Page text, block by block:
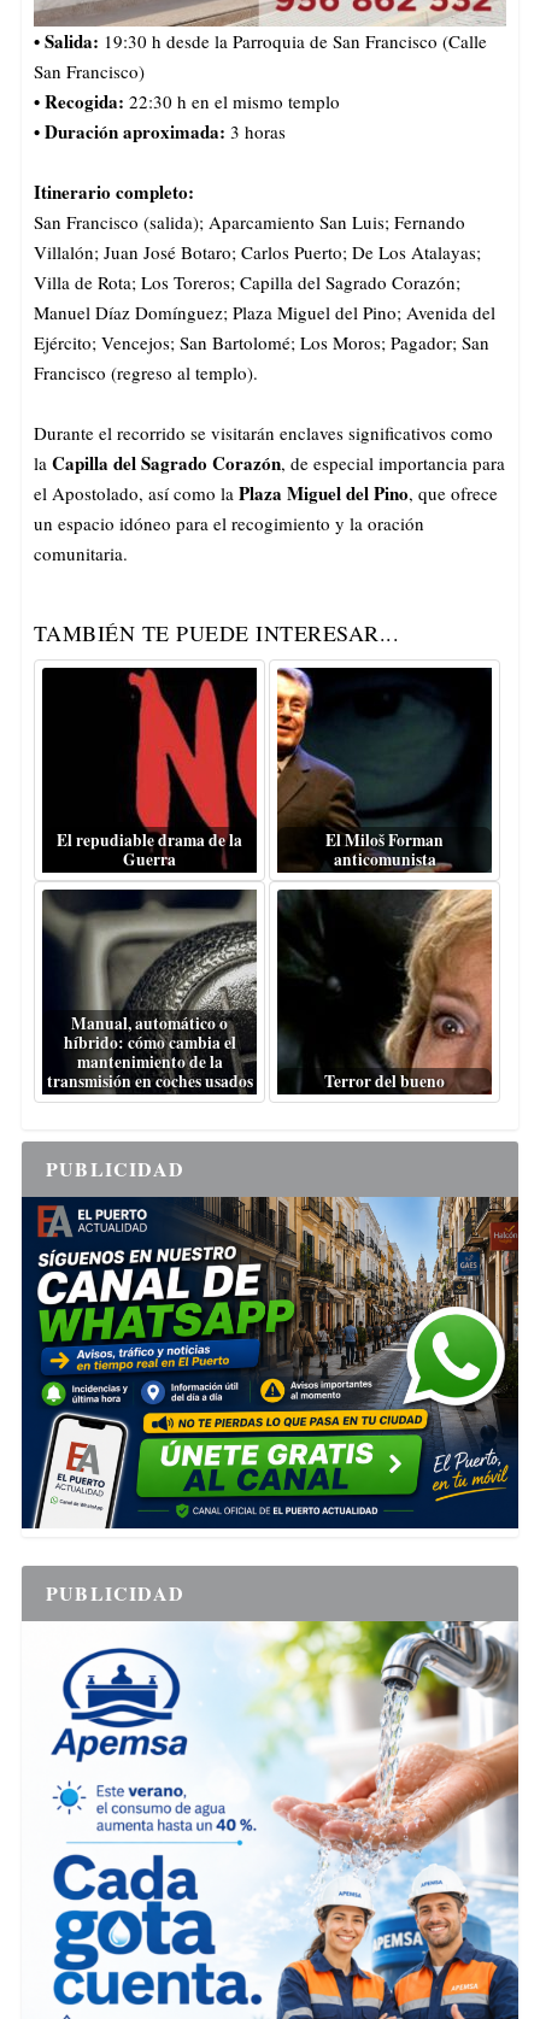
• Salida: 19:30 h desde la Parroquia de San Francisco (Calle
San Francisco)
• Recogida: 22:30 h en el mismo templo
• Duración aproximada: 3 horas
Itinerario completo:
San Francisco (salida); Aparcamiento San Luis; Fernando
Villalón; Juan José Botaro; Carlos Puerto; De Los Atalayas;
Villa de Rota; Los Toreros; Capilla del Sagrado Corazón;
Manuel Díaz Domínguez; Plaza Miguel del Pino; Avenida del
Ejército; Vencejos; San Bartolomé; Los Moros; Pagador; San
Francisco (regreso al templo).
Durante el recorrido se visitarán enclaves significativos como
la Capilla del Sagrado Corazón, de especial importancia para
el Apostolado, así como la Plaza Miguel del Pino, que ofrece
un espacio idóneo para el recogimiento y la oración
comunitaria.
TAMBIÉN TE PUEDE INTERESAR...
El repudiable drama de la
Guerra
El Miloš Forman
anticomunista
Manual, automático o
híbrido: cómo cambia el
mantenimiento de la
transmisión en coches usados
Terror del bueno
PUBLICIDAD
PUBLICIDAD